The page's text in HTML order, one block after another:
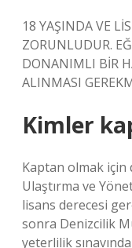
18 YAŞINDA VE
ZORUNLUDUR.
DONANIMLI BİR
ALINMASI
Kimler
Kaptan olmak için
Ulaştırma ve
lisans derecesi
sonra Denizcilik
yeterlilik